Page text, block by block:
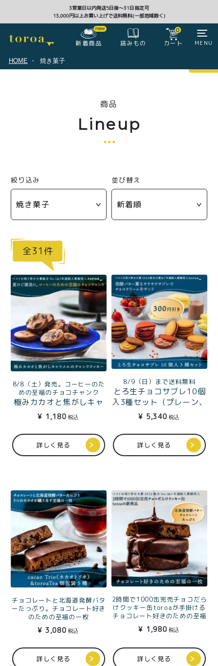
3営業日以内発送5日後〜31日指定可
13,000円以上お買い上げで送料無料(一部地域除く)
新着商品 読みもの
0
カート MENU
商品一覧
セット
お中元
紅茶toroaTea
焼き菓子
メルマガ会員様限定
toroa夏のアウトレッ
トセール
とろ生チーズケーキ
濃抹茶とろ生ガトーシ
ョコラ
とろ生シュー
クッキー缶
紅茶toroaTeaギフト
お誕生日セット
手さげ袋
季節限定
価格別
TOP
読みもの
会社概要
お問い合わせ
商品
特集記事
メンバー特典
ご利用ガイド
プライバシーポリシー
HOME 焼き菓子
商品
Lineup
絞り込み 並び替え
31
8/8（土）発売。コーヒーのた
めの至福のチョコチャンク
極みカカオと焦がしキャ
ラメルのチャンククッキ
¥ 1,180 税込
詳しく見る
8/9（日）まで送料無料
とろ生チョコサブレ10個
入3種セット（プレーン、
ストロベリー、プレミア
ムココア）
¥ 5,340 税込
詳しく見る
チョコレートと北海道発酵バタ
ーたっぷり。チョコレート好き
のための至福の一枚
cacaoTrio（カカオトリ
オ）4個入とtoroaTea個
包装5種のティータイムセ
ット
¥ 3,080 税込
詳しく見る
2時間で1000缶完売チョコだら
けクッキー缶toroaが手掛ける
チョコレート好きのための至福
の一枚
cacaoTrio（カカオトリ
¥ 1,980 税込
詳しく見る